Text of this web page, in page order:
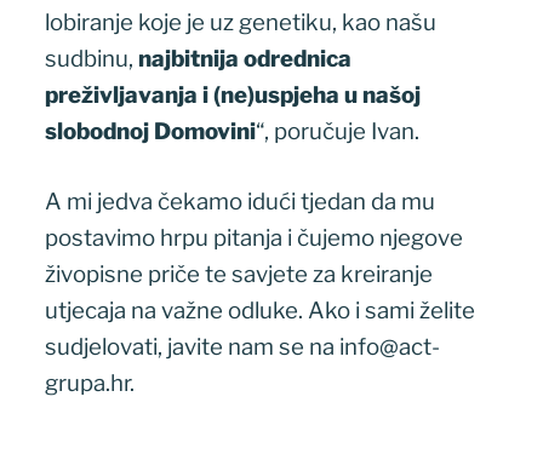
lobiranje koje je uz genetiku, kao našu
sudbinu,najbitnija odrednica
preživljavanja i (ne)uspjeha u našoj
slobodnoj Domovini“, poručuje Ivan.
A mi jedva čekamo idući tjedan da mu
postavimo hrpu pitanja i čujemo njegove
živopisne priče te savjete za kreiranje
utjecaja na važne odluke. Ako i sami želite
sudjelovati, javite nam se na info@act-
grupa.hr.